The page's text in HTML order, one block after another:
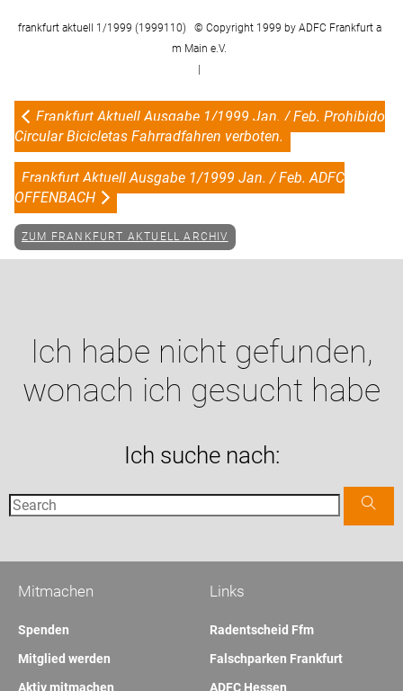
frankfurt aktuell 1/1999 (1999110) © Copyright 1999 by ADFC Frankfurt a
m Main e.V.
Frankfurt Aktuell Ausgabe 1/1999 Jan. / Feb. Prohibido
Circular Bicicletas Fahrradfahren verboten.
Frankfurt Aktuell Ausgabe 1/1999 Jan. / Feb. ADFC
OFFENBACH
ZUM FRANKFURT AKTUELL ARCHIV
Ich habe nicht gefunden,
wonach ich gesucht habe
Ich suche nach:
Links
Radentscheid Ffm
Falschparken Frankfurt
ADFC Hessen
Mitmachen
Spenden
Mitglied werden
Aktiv mitmachen